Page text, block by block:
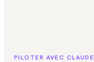
PILOTER AVEC CLAUDE